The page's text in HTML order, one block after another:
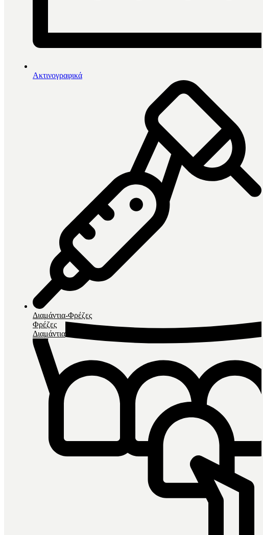
Ακτινογραφικά
Διαμάντια-Φρέζες
Φρέζες
Διαμάντια